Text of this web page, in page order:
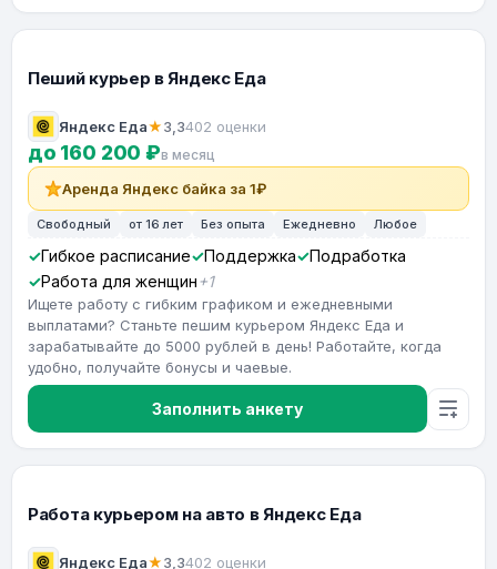
Пеший курьер в Яндекс Еда
Яндекс Еда★3,3402 оценки
до 160 200 ₽в месяц
Аренда Яндекс байка за 1₽
Свободный от 16 лет Без опыта Ежедневно Любое
Гибкое расписание Поддержка
Подработка
Работа для женщин +1
Ищете работу с гибким графиком и ежедневными
выплатами? Станьте пешим курьером Яндекс Еда и
зарабатывайте до 5000 рублей в день! Работайте, когда
удобно, получайте бонусы и чаевые.
Заполнить анкету
Работа курьером на авто в Яндекс Еда
Яндекс Еда★3,3402 оценки